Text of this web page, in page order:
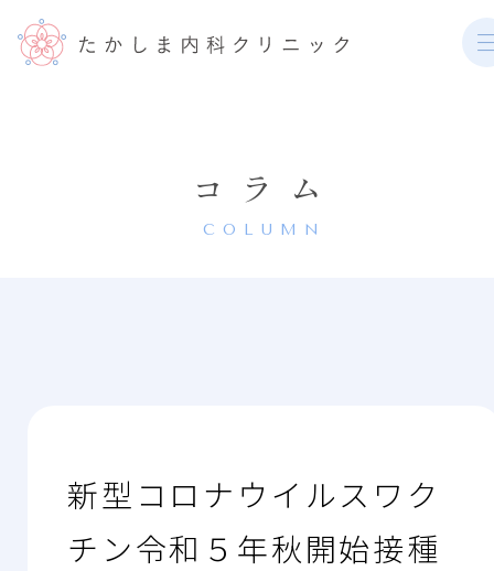
コラム
COLUMN
新型コロナウイルスワク
チン令和５年秋開始接種